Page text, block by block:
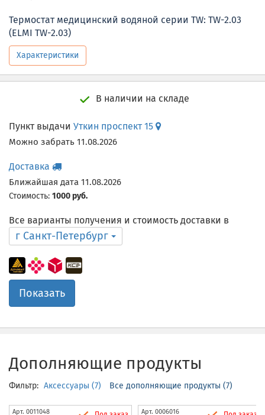
Термостат медицинский водяной серии TW: TW-2.03
(ELMI TW-2.03)
Характеристики
В наличии на складе
Пункт выдачи Уткин проспект 15
Можно забрать 11.08.2026
Доставка
Ближайшая дата 11.08.2026
Стоимость: 1000 руб.
Все варианты получения и стоимость доставки в
г Санкт-Петербург
Показать
Дополняющие продукты
Фильтр: Аксессуары (7) Все дополняющие продукты (7)
Арт. 0011048 Арт. 0006016